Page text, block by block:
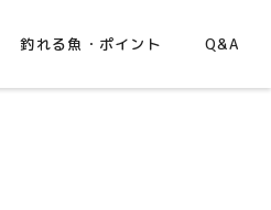
釣れる魚・ポイント Q&A